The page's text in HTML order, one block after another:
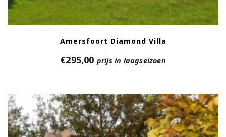
Amersfoort Diamond Villa
€295,00 prijs in laagseizoen